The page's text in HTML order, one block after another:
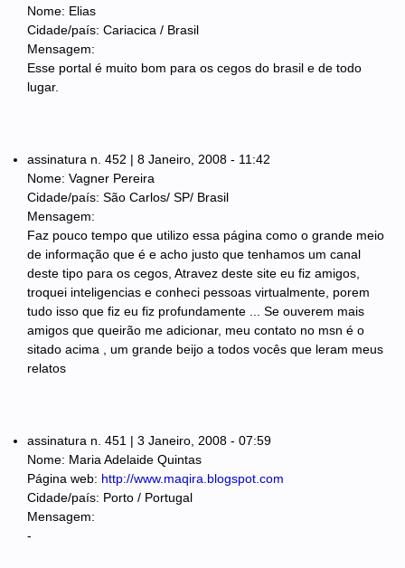
Nome: Elias
Cidade/país: Cariacica / Brasil
Mensagem:
Esse portal é muito bom para os cegos do brasil e de todo
lugar.
assinatura n. 452 | 8 Janeiro, 2008 - 11:42
Nome: Vagner Pereira
Cidade/país: São Carlos/ SP/ Brasil
Mensagem:
Faz pouco tempo que utilizo essa página como o grande meio
de informação que é e acho justo que tenhamos um canal
deste tipo para os cegos, Atravez deste site eu fiz amigos,
troquei inteligencias e conheci pessoas virtualmente, porem
tudo isso que fiz eu fiz profundamente ... Se ouverem mais
amigos que queirão me adicionar, meu contato no msn é o
sitado acima , um grande beijo a todos vocês que leram meus
relatos
assinatura n. 451 | 3 Janeiro, 2008 - 07:59
Nome: Maria Adelaide Quintas
Página web: http://www.maqira.blogspot.com
Cidade/país: Porto / Portugal
Mensagem:
-